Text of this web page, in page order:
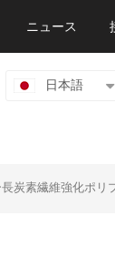
ニュース
日本語
炭素繊維強化ポリ